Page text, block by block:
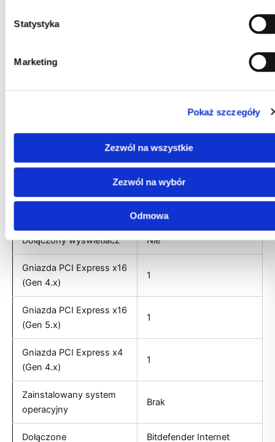
Statystyka
Marketing
Pokaż szczegóły
Zezwól na wszystkie
Zezwól na wybór
Odmowa
Komponenty
Corsair Dominator Black /
GTS / 9 x Lian Li Infinity
Liquid Orange /
BitsPower CPU block /
Alphacool GPU block /
Corsair RMx 850 / Lian Li
O11 Dynamic EVO XL
Dołączony wyświetlacz Nie
Gniazda PCI Express x16
(Gen 4.x)
1
Gniazda PCI Express x16
(Gen 5.x)
1
Gniazda PCI Express x4
(Gen 4.x)
1
Zainstalowany system
operacyjny
Brak
Dołączone
Bitdefender Internet